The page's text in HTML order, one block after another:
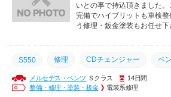
いとの事で持込頂きました
完備でハイブリットも車検
う修理・鈑金塗装もお任せ
S550 修理 CDチェンジャー ベ
メルセデス・ベンツ Ｓクラス
14日間
整備・修理・塗装・板金
電装系修理